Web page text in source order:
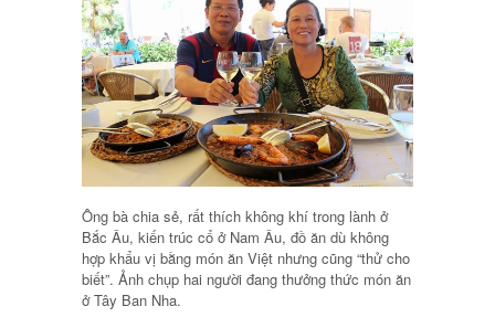
Ông bà chia sẻ, rất thích không khí trong lành ở
Bắc Âu, kiến trúc cổ ở Nam Âu, đồ ăn dù không
hợp khẩu vị bằng món ăn Việt nhưng cũng “thử cho
biết”. Ảnh chụp hai người đang thưởng thức món ăn
ở Tây Ban Nha.